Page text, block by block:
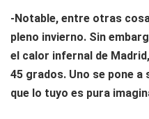
-Notable, entre otras
pleno invierno. Sin
el calor infernal de
45 grados. Uno se pone a
que lo tuyo es pura